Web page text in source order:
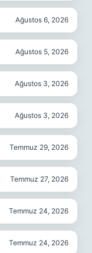
Ağustos 6, 2026
Ağustos 5, 2026
Ağustos 3, 2026
Ağustos 3, 2026
Temmuz 29, 2026
Temmuz 27, 2026
Temmuz 24, 2026
Temmuz 24, 2026